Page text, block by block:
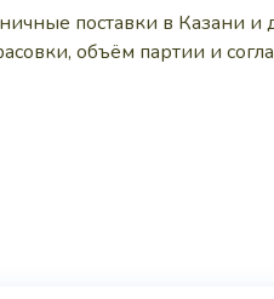
поставки в Казани
объём партии и